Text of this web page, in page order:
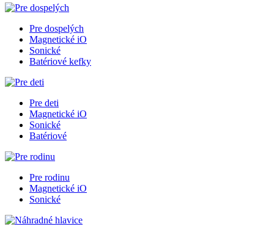
Pre dospelých
Magnetické iO
Sonické
Batériové kefky
Pre deti
Magnetické iO
Sonické
Batériové
Pre rodinu
Magnetické iO
Sonické